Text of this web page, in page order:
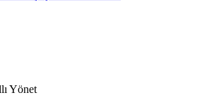
Yönet